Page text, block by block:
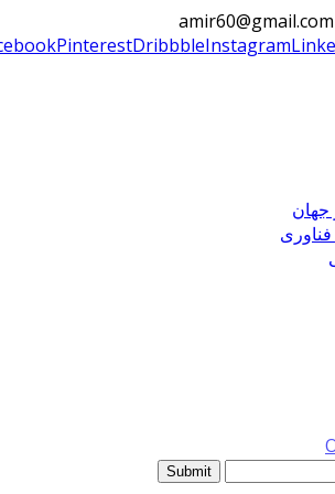
amir60@gmail.com
PinterestDribbbleInstagram
جهان
Submit